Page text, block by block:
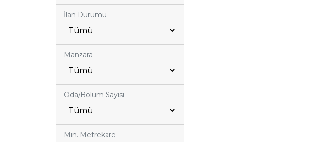
İlan Durumu
Manzara
Oda/Bölüm Sayısı
Min. Metrekare